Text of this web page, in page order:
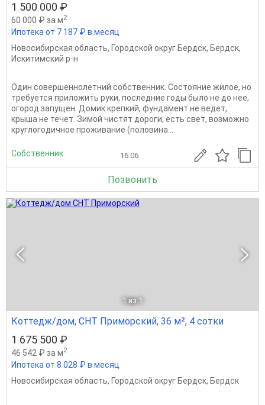
1 500 000 ₽
60 000 ₽ за м2
Ипотека от 7 187 ₽ в месяц
Новосибирская область, Городской округ Бердск, Бердск,
Искитимский р-н
Один совершеннолетний собственник. Состояние жилое, но
требуется приложить руки, последние годы было не до нее,
огород запущен. Домик крепкий, фундамент не ведет,
крыша не течет. Зимой чистят дороги, есть свет, возможно
круглогодичное проживание (половина...
Собственник 16.06
Позвонить
1 из 1
Коттедж/дом, СНТ Приморский, 36 м², 4 сотки
1 675 500 ₽
46 542 ₽ за м2
Ипотека от 8 028 ₽ в месяц
Новосибирская область, Городской округ Бердск, Бердск